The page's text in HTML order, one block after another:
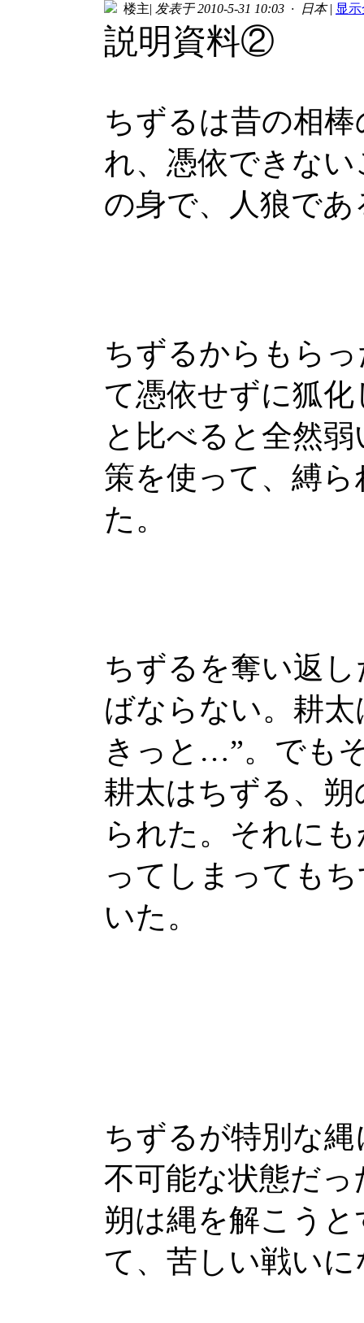
楼主| 发表于 2010-5-31 10:03 · 日本 | 显
説明資料②
ちずるは昔の相
れ、憑依できな
の身で、人狼で
ちずるからもら
て憑依せずに狐
と比べると全然
策を使って、縛
た。
ちずるを奪い返
ばならない。耕
きっと…”。でも
耕太はちずる、
られた。それに
ってしまっても
いた。
ちずるが特別な
不可能な状態だっ
朔は縄を解こう
て、苦しい戦い